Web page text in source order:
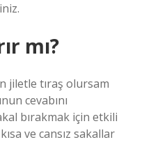
mı?
jiletle tıraş olursam
cevabını
bırakmak için etkili
ve cansız sakallar